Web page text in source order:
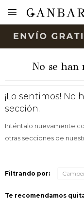

No se han
¡Lo sentimos! No
sección.
Inténtalo nuevamente
otras secciones de
Filtrando por:
Te recomendamos